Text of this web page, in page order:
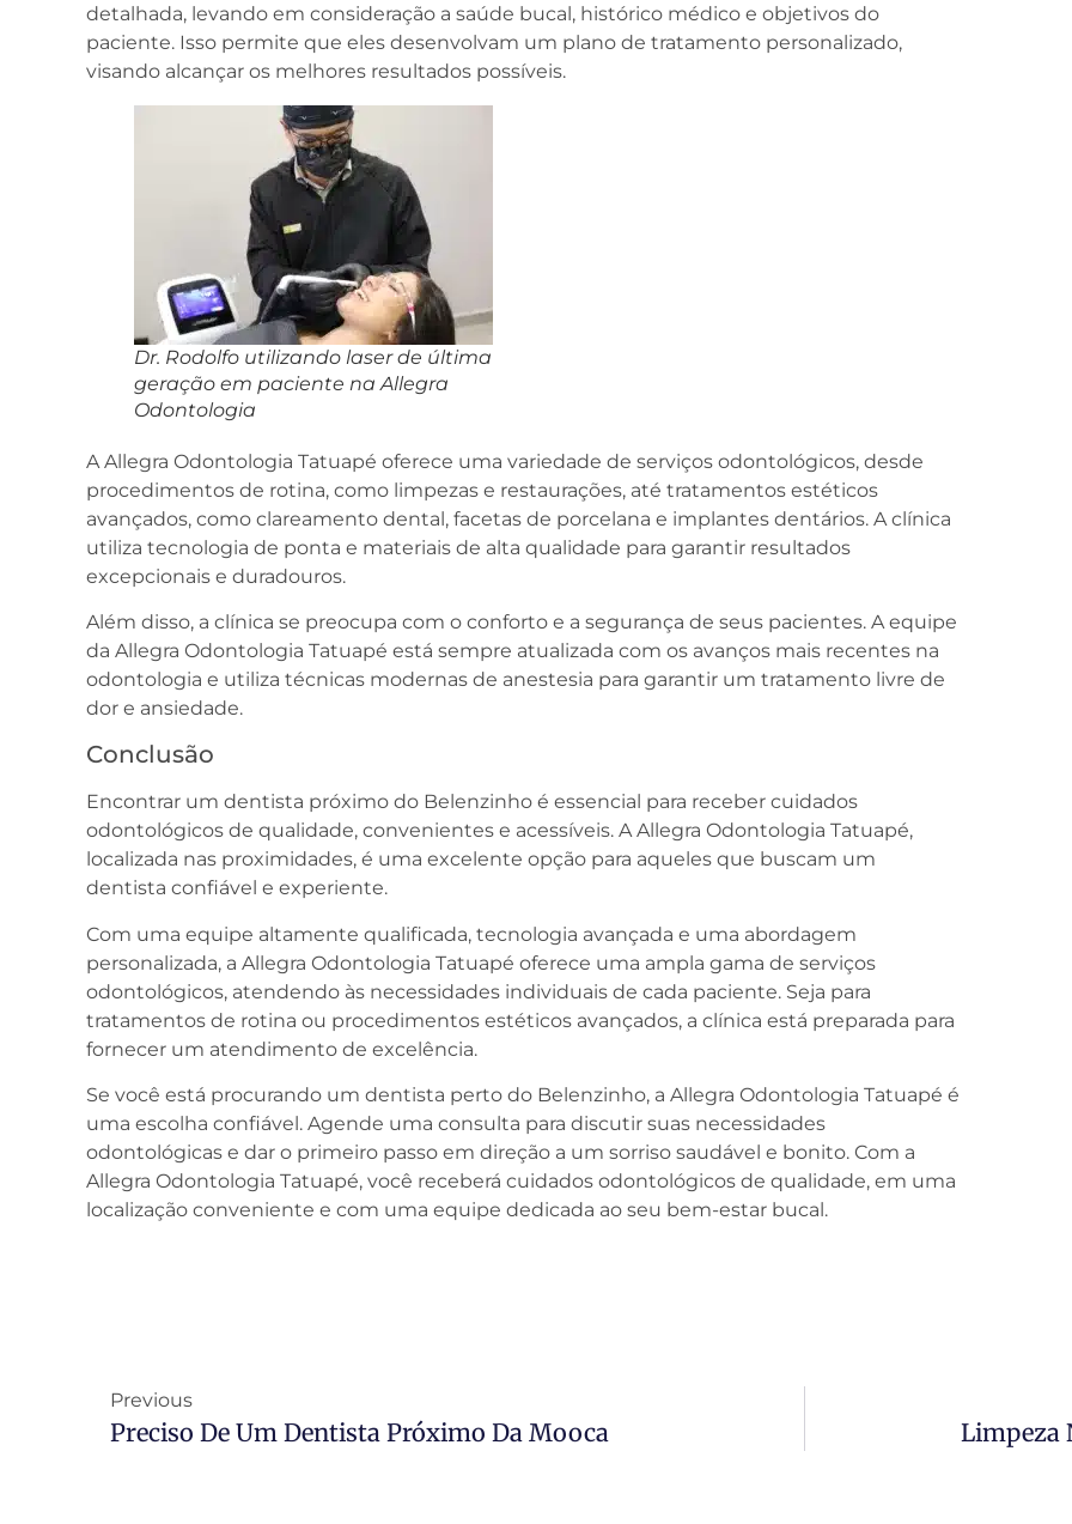
detalhada, levando em consideração a saúde bucal, histórico médico e objetivos do
paciente. Isso permite que eles desenvolvam um plano de tratamento personalizado,
visando alcançar os melhores resultados possíveis.
Dr. Rodolfo utilizando laser de última
geração em paciente na Allegra
Odontologia
A Allegra Odontologia Tatuapé oferece uma variedade de serviços odontológicos, desde
procedimentos de rotina, como limpezas e restaurações, até tratamentos estéticos
avançados, como clareamento dental, facetas de porcelana e implantes dentários. A clínica
utiliza tecnologia de ponta e materiais de alta qualidade para garantir resultados
excepcionais e duradouros.
Além disso, a clínica se preocupa com o conforto e a segurança de seus pacientes. A equipe
da Allegra Odontologia Tatuapé está sempre atualizada com os avanços mais recentes na
odontologia e utiliza técnicas modernas de anestesia para garantir um tratamento livre de
dor e ansiedade.
Conclusão
Encontrar um dentista próximo do Belenzinho é essencial para receber cuidados
odontológicos de qualidade, convenientes e acessíveis. A Allegra Odontologia Tatuapé,
localizada nas proximidades, é uma excelente opção para aqueles que buscam um
dentista confiável e experiente.
Com uma equipe altamente qualificada, tecnologia avançada e uma abordagem
personalizada, a Allegra Odontologia Tatuapé oferece uma ampla gama de serviços
odontológicos, atendendo às necessidades individuais de cada paciente. Seja para
tratamentos de rotina ou procedimentos estéticos avançados, a clínica está preparada para
fornecer um atendimento de excelência.
Se você está procurando um dentista perto do Belenzinho, a Allegra Odontologia Tatuapé é
uma escolha confiável. Agende uma consulta para discutir suas necessidades
odontológicas e dar o primeiro passo em direção a um sorriso saudável e bonito. Com a
Allegra Odontologia Tatuapé, você receberá cuidados odontológicos de qualidade, em uma
localização conveniente e com uma equipe dedicada ao seu bem-estar bucal.
Previous
Preciso De Um Dentista Próximo Da Mooca Limpeza